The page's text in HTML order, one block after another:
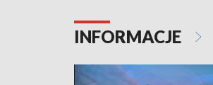
INFORMACJE